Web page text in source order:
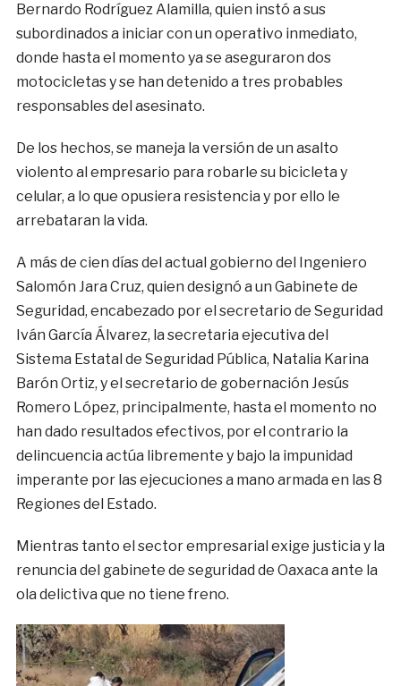
Bernardo Rodríguez Alamilla, quien instó a sus
subordinados a iniciar con un operativo inmediato,
donde hasta el momento ya se aseguraron dos
motocicletas y se han detenido a tres probables
responsables del asesinato.
De los hechos, se maneja la versión de un asalto
violento al empresario para robarle su bicicleta y
celular, a lo que opusiera resistencia y por ello le
arrebataran la vida.
A más de cien días del actual gobierno del Ingeniero
Salomón Jara Cruz, quien designó a un Gabinete de
Seguridad, encabezado por el secretario de Seguridad
Iván García Álvarez, la secretaria ejecutiva del
Sistema Estatal de Seguridad Pública, Natalia Karina
Barón Ortiz, y el secretario de gobernación Jesús
Romero López, principalmente, hasta el momento no
han dado resultados efectivos, por el contrario la
delincuencia actúa libremente y bajo la impunidad
imperante por las ejecuciones a mano armada en las 8
Regiones del Estado.
Mientras tanto el sector empresarial exige justicia y la
renuncia del gabinete de seguridad de Oaxaca ante la
ola delictiva que no tiene freno.